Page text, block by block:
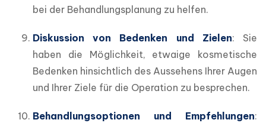
bei der Behandlungsplanung zu helfen.
Diskussion von Bedenken und Zielen: Sie
haben die Möglichkeit, etwaige kosmetische
Bedenken hinsichtlich des Aussehens Ihrer Augen
und Ihrer Ziele für die Operation zu besprechen.
Behandlungsoptionen und Empfehlungen: